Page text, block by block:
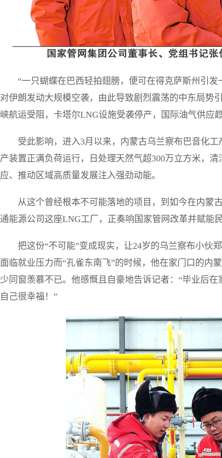
“一只蝴蝶在巴西轻拍翅膀，便可在得克萨斯州引
对伊朗发动大规模空袭，由此导致剧烈震荡的中东局势
峡航运受阻，卡塔尔LNG设施受袭停产，国际油气供应
受此影响，进入3月以来，内蒙古乌兰察布巴音化
产装置正满负荷运行，日处理天然气超300万立方米，
应、推动区域高质量发展注入强劲动能。
从这个曾经根本不可能落地的项目，到如今在内蒙
通能源公司这座LNG工厂，正奏响国家管网改革并赋能
把这份“不可能”变成现实，让24岁的乌兰察布小伙
面临就业压力而“孔雀东南飞”的时候，他在家门口的内
少同窗羡慕不已。他感慨且自豪地告诉记者：“毕业后
自己很幸福！”